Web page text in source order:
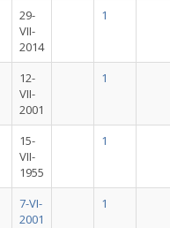
29-
VII-
2014
1
12-
VII-
2001
1
15-
VII-
1955
1
7-VI-
2001
1